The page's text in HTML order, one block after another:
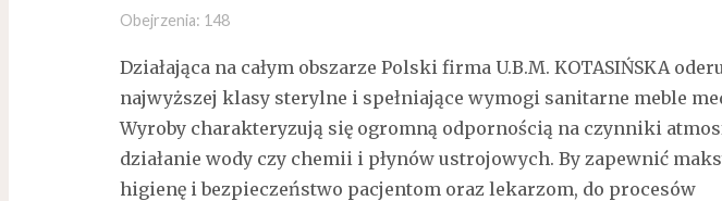
Obejrzenia: 148
Działająca na całym obszarze Polski firma U.B.M. KOTASIŃSKA
najwyższej klasy sterylne i spełniające wymogi sanitarne meble
Wyroby charakteryzują się ogromną odpornością na czynniki
działanie wody czy chemii i płynów ustrojowych. By zapewnić
higienę i bezpieczeństwo pacjentom oraz lekarzom, do procesów